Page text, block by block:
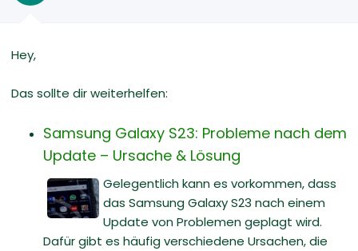
Hey,
Das sollte dir weiterhelfen:
Samsung Galaxy S23: Probleme nach dem
Update – Ursache & Lösung
Gelegentlich kann es vorkommen, dass
das Samsung Galaxy S23 nach einem
Update von Problemen geplagt wird.
Dafür gibt es häufig verschiedene Ursachen, die